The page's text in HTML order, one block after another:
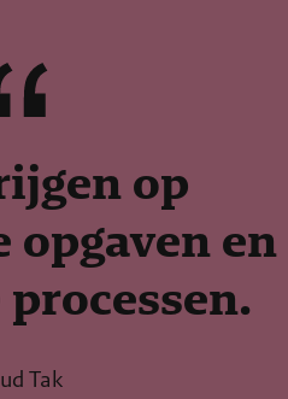
op
en
Tak